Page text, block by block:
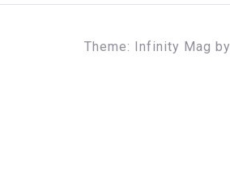
Theme: Infinity Mag by